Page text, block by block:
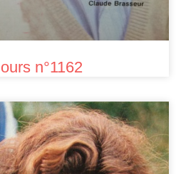
n°1162